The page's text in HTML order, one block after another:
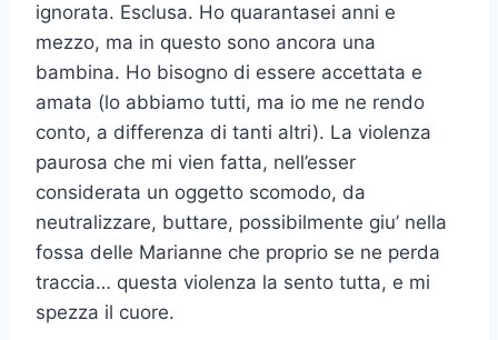
ignorata. Esclusa. Ho quarantasei anni e
mezzo, ma in questo sono ancora una
bambina. Ho bisogno di essere accettata e
amata (lo abbiamo tutti, ma io me ne rendo
conto, a differenza di tanti altri). La violenza
paurosa che mi vien fatta, nell’esser
considerata un oggetto scomodo, da
neutralizzare, buttare, possibilmente giu’ nella
fossa delle Marianne che proprio se ne perda
traccia… questa violenza la sento tutta, e mi
spezza il cuore.